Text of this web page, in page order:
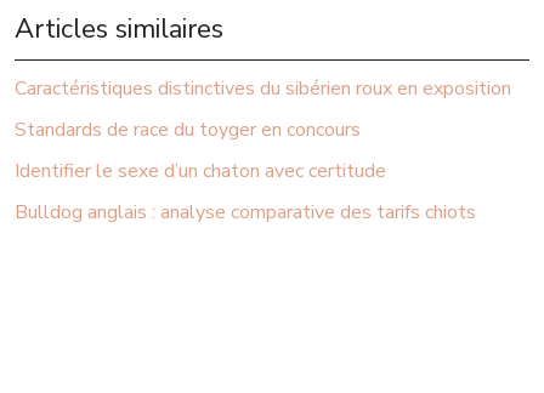
Articles similaires
Caractéristiques distinctives du sibérien roux en exposition
Standards de race du toyger en concours
Identifier le sexe d’un chaton avec certitude
Bulldog anglais : analyse comparative des tarifs chiots